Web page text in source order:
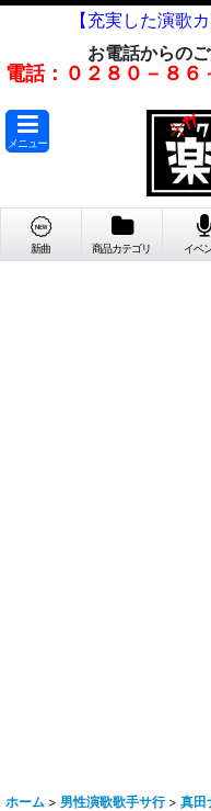
【充実した演歌
お電話からの
電話：０２８０－８
メニュー
新曲 商品カテゴリ イベ
ホーム > 男性演歌歌手サ行 > 真田